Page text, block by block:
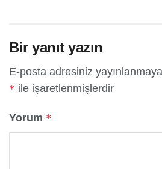
Bir yanıt yazın
E-posta adresiniz
* ile işaretlenmişlerdir
Yorum *